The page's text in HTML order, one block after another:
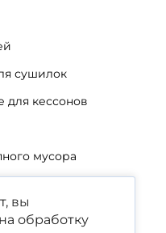
сушилок
для кессонов
мусора
вы
обработку